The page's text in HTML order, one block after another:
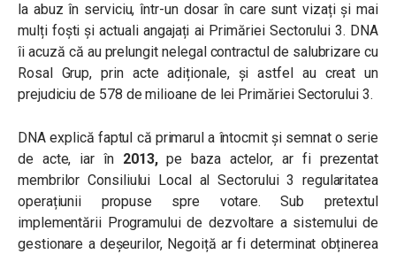
la abuz în serviciu, într-un dosar în care sunt vizați și mai
mulți foști și actuali angajați ai Primăriei Sectorului 3. DNA
îi acuză că au prelungit nelegal contractul de salubrizare cu
Rosal Grup, prin acte adiționale, și astfel au creat un
prejudiciu de 578 de milioane de lei Primăriei Sectorului 3.
DNA explică faptul că primarul a întocmit și semnat o serie
de acte, iar în 2013,pe baza actelor, ar fi prezentat
membrilor Consiliului Local al Sectorului 3 regularitatea
operațiunii propuse spre votare. Sub pretextul
implementării Programului de dezvoltare a sistemului de
gestionare a deșeurilor, Negoiță ar fi determinat obținerea